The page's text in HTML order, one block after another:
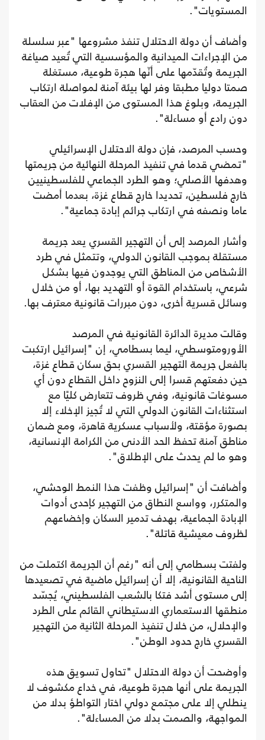
المستويات".
وأضاف أن دولة الاحتلال تنفذ مشروعها "عبر سلسلة
من الإجراءات الميدانية والمؤسسية التي تُعيد صياغة
الجريمة وتُقدّمها على أنّها هجرة طوعية، مستغلة
صمتا دوليا مطبقا وفر لها بيئة آمنة لمواصلة ارتكاب
الجريمة، وبلوغ هذا المستوى من الإفلات من العقاب
دون رادع أو مساءلة".
وحسب المرصد، فإن دولة الاحتلال الإسرائيلي
"تمضي قدما في تنفيذ المرحلة النهائية من جريمتها
وهدفها الأصلي؛ وهو الطرد الجماعي للفلسطينيين
خارج فلسطين، تحديدا خارج قطاع غزة، بعدما أمضت
عاما ونصفه في ارتكاب جرائم إبادة جماعية".
وأشار المرصد إلى أن التهجير القسري يعد جريمة
مستقلة بموجب القانون الدولي، وتتمثل في طرد
الأشخاص من المناطق التي يوجدون فيها بشكل
شرعي، باستخدام القوة أو التهديد بها، أو من خلال
وسائل قسرية أخرى، دون مبررات قانونية معترف بها.
وقالت مديرة الدائرة القانونية في المرصد
الأورومتوسطي، ليما بسطامي، إن "إسرائيل ارتكبت
بالفعل جريمة التهجير القسري بحق سكان قطاع غزة،
حين دفعتهم قسرا إلى النزوح داخل القطاع دون أي
مسوغات قانونية، وفي ظروف تتعارض كليًا مع
استثناءات القانون الدولي التي لا تُجيز الإخلاء إلا
بصورة مؤقتة، ولأسباب عسكرية قاهرة، ومع ضمان
مناطق آمنة تحفظ الحد الأدنى من الكرامة الإنسانية،
وهو ما لم يحدث على الإطلاق".
وأضافت أن "إسرائيل وظفت هذا النمط الوحشي،
والمتكرر، وواسع النطاق من التهجير كإحدى أدوات
الإبادة الجماعية، بهدف تدمير السكان وإخضاعهم
لظروف معيشية قاتلة".
ولفتت بسطامي إلى أنه "رغم أن الجريمة اكتملت من
الناحية القانونية، إلا أن إسرائيل ماضية في تصعيدها
إلى مستوى أشد فتكا بالشعب الفلسطيني، يُجسّد
منطقها الاستعماري الاستيطاني القائم على الطرد
والإحلال، من خلال تنفيذ المرحلة الثانية من التهجير
القسري خارج حدود الوطن".
وأوضحت أن دولة الاحتلال "تحاول تسويق هذه
الجريمة على أنها هجرة طوعية، في خداع مكشوف لا
ينطلي إلا على مجتمع دولي اختار التواطؤ بدلا من
المواجهة، والصمت بدلا من المساءلة".